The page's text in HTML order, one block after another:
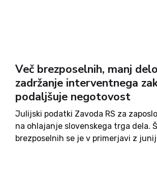
Več brezposelnih, manj
zadržanje interventnega
podaljšuje negotovost
Julijski podatki Zavoda RS za
na ohlajanje slovenskega trga dela.
brezposelnih se je v primerjavi z